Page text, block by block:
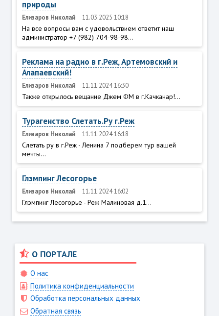
природы
Елизаров Николай 11.03.2025 10:18
На все вопросы вам с удовольствием ответит наш
администратор +7 (982) 704-98-98...
Реклама на радио в г.Реж, Артемовский и
Алапаевский!
Елизаров Николай 11.11.2024 16:30
Также открылось вещание Джем ФМ в г.Качканар!...
Турагенство Слетать.Ру г.Реж
Елизаров Николай 11.11.2024 16:18
Слетать ру в г.Реж - Ленина 7 подберем тур вашей
мечты...
Глэмпинг Лесогорье
Елизаров Николай 11.11.2024 16:02
Глэмпинг Лесогорье - Реж Малиновая д.1...
О ПОРТАЛЕ
О нас
Политика конфиденциальности
Обработка персональных данных
Обратная связь